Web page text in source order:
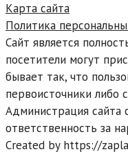
Карта сайта
Политика
Сайт является
посетители могут
бывает так, что
первоисточники либо
Администрация сайта
ответственность за
Created by https://